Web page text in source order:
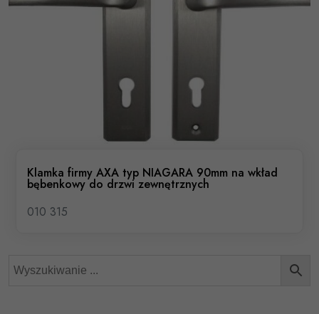
Klamka firmy AXA typ NIAGARA 90mm na wkład
bębenkowy do drzwi zewnętrznych
010 315